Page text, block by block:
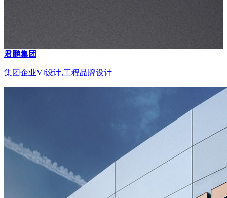
君鹏集团
集团企业VI设计,工程品牌设计